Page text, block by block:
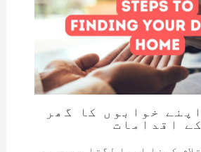
خوابوں کا گھر
اقدامات